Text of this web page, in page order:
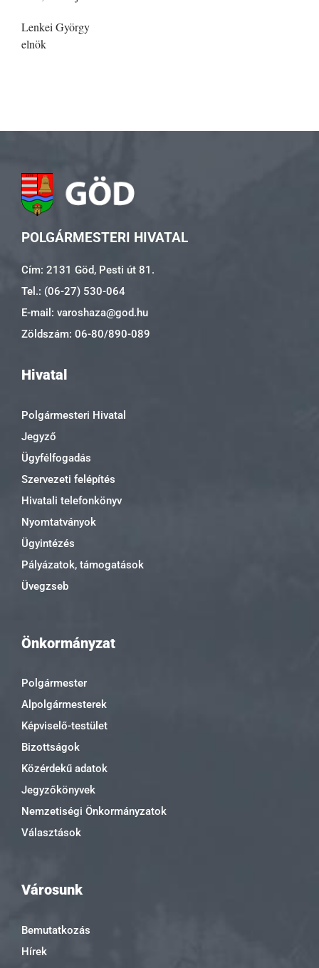
Lenkei György
elnök
POLGÁRMESTERI HIVATAL
Cím: 2131 Göd, Pesti út 81.
Tel.: (06-27) 530-064
E-mail: varoshaza@god.hu
Zöldszám: 06-80/890-089
Hivatal
Polgármesteri Hivatal
Jegyző
Ügyfélfogadás
Szervezeti felépítés
Hivatali telefonkönyv
Nyomtatványok
Ügyintézés
Pályázatok, támogatások
Üvegzseb
Önkormányzat
Polgármester
Alpolgármesterek
Képviselő-testület
Bizottságok
Közérdekű adatok
Jegyzőkönyvek
Nemzetiségi Önkormányzatok
Választások
Városunk
Bemutatkozás
Hírek